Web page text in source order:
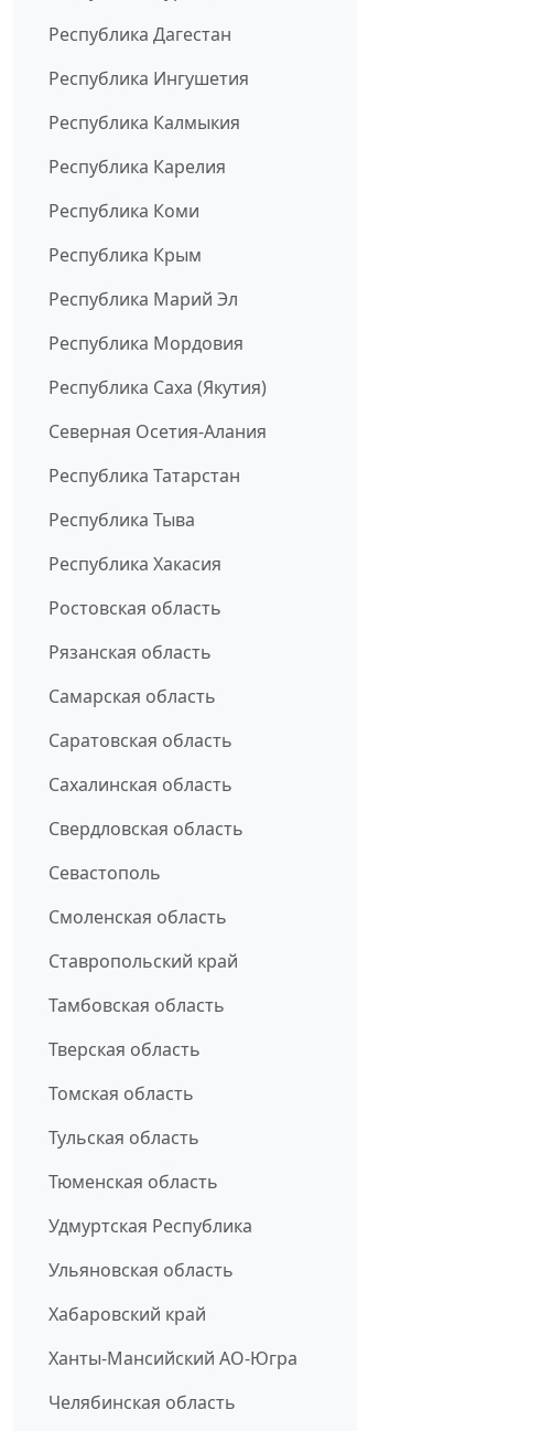
Республика Дагестан
Республика Ингушетия
Республика Калмыкия
Республика Карелия
Республика Коми
Республика Крым
Республика Марий Эл
Республика Мордовия
Республика Саха (Якутия)
Северная Осетия-Алания
Республика Татарстан
Республика Тыва
Республика Хакасия
Ростовская область
Рязанская область
Самарская область
Саратовская область
Сахалинская область
Свердловская область
Севастополь
Смоленская область
Ставропольский край
Тамбовская область
Тверская область
Томская область
Тульская область
Тюменская область
Удмуртская Республика
Ульяновская область
Хабаровский край
Ханты-Мансийский АО-Югра
Челябинская область